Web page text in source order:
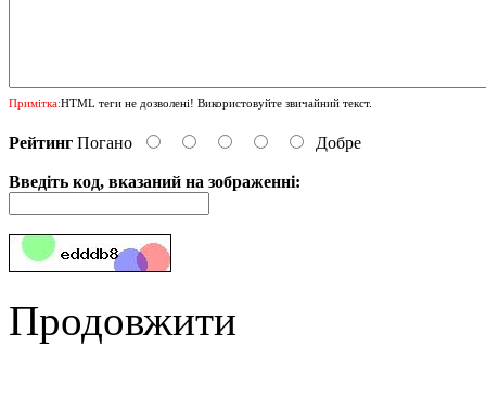
Примітка:HTML теги не дозволені! Використовуйте звичайний текст.
Рейтинг Погано Добре
Введіть код, вказаний на зображенні:
Продовжити